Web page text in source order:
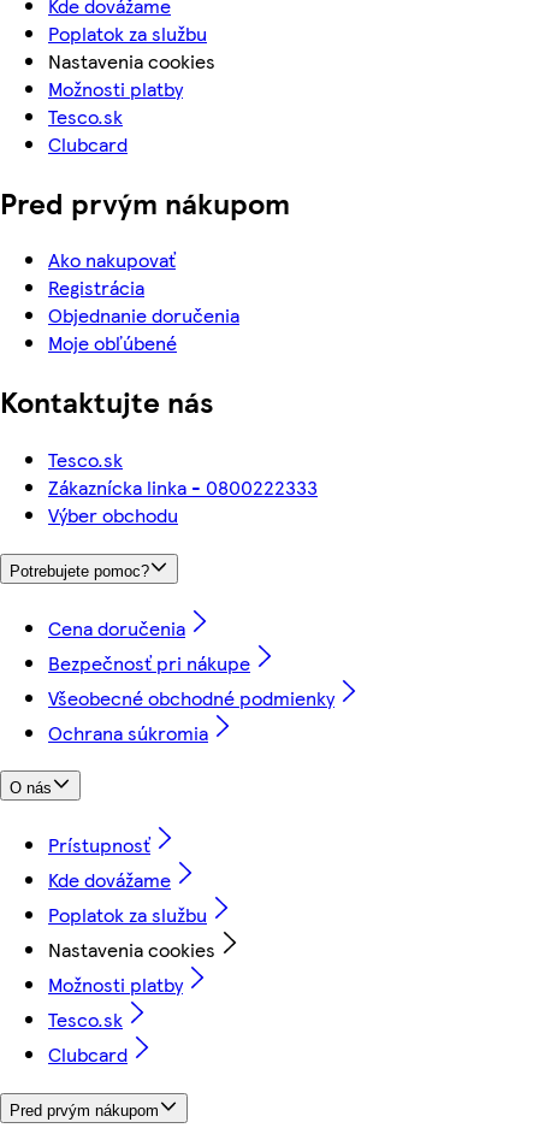
Poplatok za službu
Nastavenia cookies
Možnosti platby
Tesco.sk
Clubcard
Pred prvým nákupom
Ako nakupovať
Registrácia
Objednanie doručenia
Moje obľúbené
Kontaktujte nás
Tesco.sk
Zákaznícka linka - 0800222333
Výber obchodu
Potrebujete pomoc?
Cena doručenia
Bezpečnosť pri nákupe
Všeobecné obchodné podmienky
Ochrana súkromia
O nás
Prístupnosť
Kde dovážame
Poplatok za službu
Nastavenia cookies
Možnosti platby
Tesco.sk
Clubcard
Pred prvým nákupom